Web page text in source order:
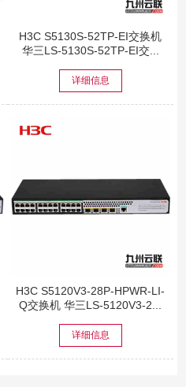
H3C S5130S-52TP-EI交换机
华三LS-5130S-52TP-EI交...
详细信息
H3C S5120V3-28P-HPWR-LI-
Q交换机 华三LS-5120V3-2...
详细信息